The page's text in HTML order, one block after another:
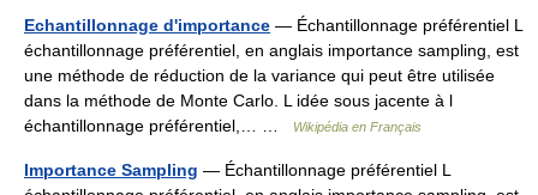
Echantillonnage d'importance — Échantillonnage préférentiel L
échantillonnage préférentiel, en anglais importance sampling, est
une méthode de réduction de la variance qui peut être utilisée
dans la méthode de Monte Carlo. L idée sous jacente à l
échantillonnage préférentiel,… …
Wikipédia en Français
Importance Sampling — Échantillonnage préférentiel L